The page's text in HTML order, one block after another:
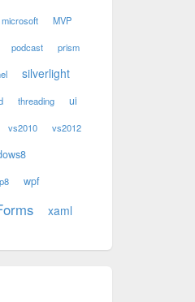
microsoft MVP
podcast prism
silverlight
threading
ui
vs2010 vs2012
wpf
xaml